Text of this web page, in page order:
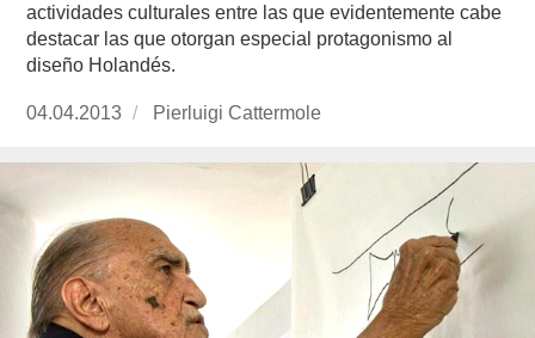
actividades culturales entre las que evidentemente cabe
destacar las que otorgan especial protagonismo al
diseño Holandés.
Publicado
04.04.2013
https://www.experimenta.es/author/pierluigi-
Pierluigi Cattermole